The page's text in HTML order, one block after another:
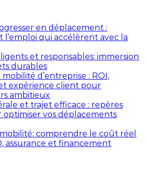
en déplacement :
l’emploi qui accélèrent avec la
et responsables: immersion
durables
d’entreprise : ROI,
expérience client pour
ambitieux
et trajet efficace : repères
vos déplacements
comprendre le coût réel
assurance et financement